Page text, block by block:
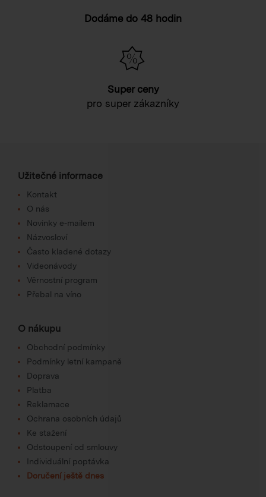
Dodáme do 48 hodin
Super ceny
pro super zákazníky
Užitečné informace
Kontakt
O nás
Novinky e-mailem
Názvosloví
Často kladené dotazy
Videonávody
Věrnostní program
Přebal na víno
O nákupu
Obchodní podmínky
Podmínky letní kampaně
Doprava
Platba
Reklamace
Ochrana osobních údajů
Ke stažení
Odstoupení od smlouvy
Individuální poptávka
Doručení ještě dnes